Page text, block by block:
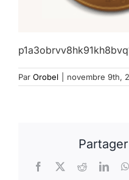
Par Orobel novembre 9th,
Facebook
X Reddit